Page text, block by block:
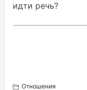
идти речь?
Отношения